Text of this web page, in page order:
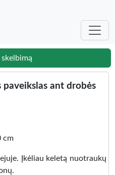
skelbimą
ant drobės
cm
Įkėliau keletą nuotraukų